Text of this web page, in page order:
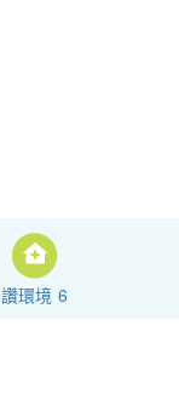
讚環境 6